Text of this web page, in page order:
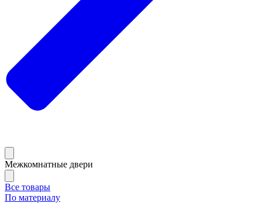
Межкомнатные двери
Все товары
По материалу